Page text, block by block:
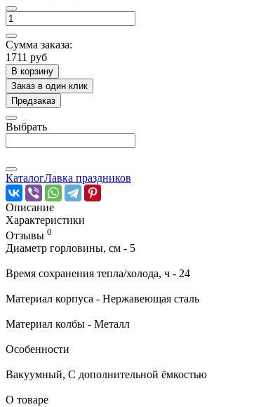
Сумма заказа:
1711 руб
В корзину
Заказ в один клик
Предзаказ
Выбрать
КаталогЛавка праздников
Описание
Характеристики
Отзывы 0
Диаметр горловины, см - 5
Время сохранения тепла/холода, ч - 24
Материал корпуса - Нержавеющая сталь
Материал колбы - Металл
Особенности
Вакуумный, С дополнительной ёмкостью
О товаре